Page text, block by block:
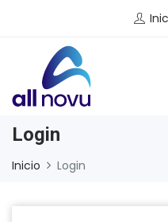
Login
Inicio Login